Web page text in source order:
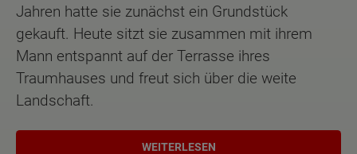
Jahren hatte sie zunächst ein Grundstück
gekauft. Heute sitzt sie zusammen mit ihrem
Mann entspannt auf der Terrasse ihres
Traumhauses und freut sich über die weite
Landschaft.
WEITERLESEN